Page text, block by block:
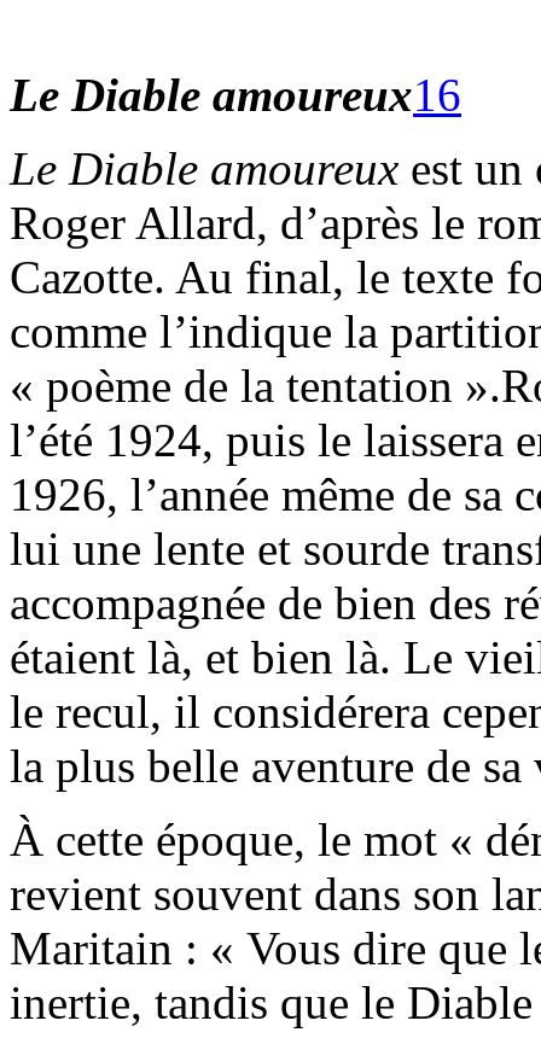
Le Diable amoureux16
Le Diable amoureux est un
Roger Allard, d’après le
Cazotte. Au final, le texte
comme l’indique la
« poème de la tentation
l’été 1924, puis le laissera
1926, l’année même de sa
lui une lente et sourde
accompagnée de bien des
étaient là, et bien là. Le
le recul, il considérera
la plus belle aventure de sa
À cette époque, le mot «
revient souvent dans son
Maritain : « Vous dire que
inertie, tandis que le